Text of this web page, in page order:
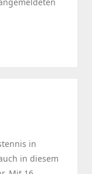
in
in diesem